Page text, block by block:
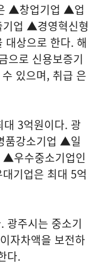
▲창업기업 ▲업
기업 ▲경영혁신형
상으로 한다. 해
으로 신용보증기
있으며, 취급 은
3억원이다. 광
품강소기업 ▲일
우수중소기업인
기업은 최대 5억
광주시는 중소기
자차액을 보전하
다.